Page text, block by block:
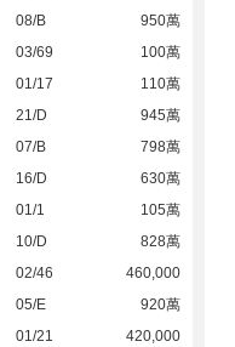
08/B
950萬
03/69
100萬
01/17
110萬
21/D
945萬
07/B
798萬
16/D
630萬
01/1
105萬
10/D
828萬
02/46
460,000
05/E
920萬
01/21
420,000